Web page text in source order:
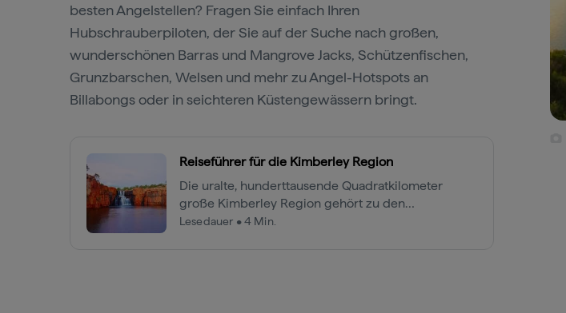
besten Angelstellen? Fragen Sie einfach Ihren
Hubschrauberpiloten, der Sie auf der Suche nach großen,
wunderschönen Barras und Mangrove Jacks, Schützenfischen,
Grunzbarschen, Welsen und mehr zu Angel-Hotspots an
Billabongs oder in seichteren Küstengewässern bringt.
Reiseführer für die Kimberley Region
Die uralte, hunderttausende Quadratkilometer
große Kimberley Region gehört zu den
wertvollsten Wildnisgebieten unserer Erde.
Lesedauer • 4 Min.